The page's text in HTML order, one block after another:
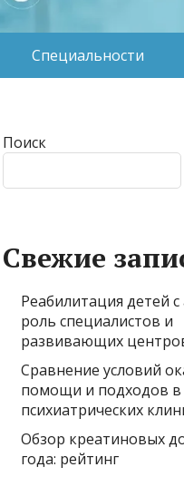
Специальности
Поиск
Свежие
Реабилитация детей
роль специалистов и
развивающих
Сравнение условий
помощи и подходов в
психиатрических
Обзор креатиновых
года: рейтинг